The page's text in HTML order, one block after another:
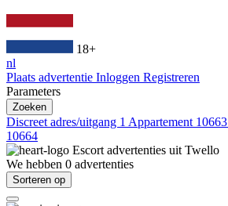
18+
nl
Plaats advertentie Inloggen Registreren
Parameters
Zoeken
Discreet adres/uitgang 1 Appartement 10663
10664
Escort advertenties uit Twello
We hebben 0 advertenties
Sorteren op